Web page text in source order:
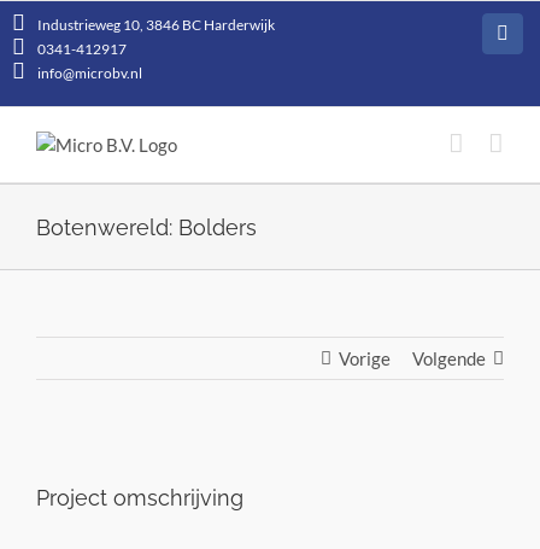
Ga
naar
inhoud
Industrieweg 10, 3846 BC Harderwijk
0341-412917
info@microbv.nl
Botenwereld: Bolders
Vorige Volgende
Larger
Project omschrijving